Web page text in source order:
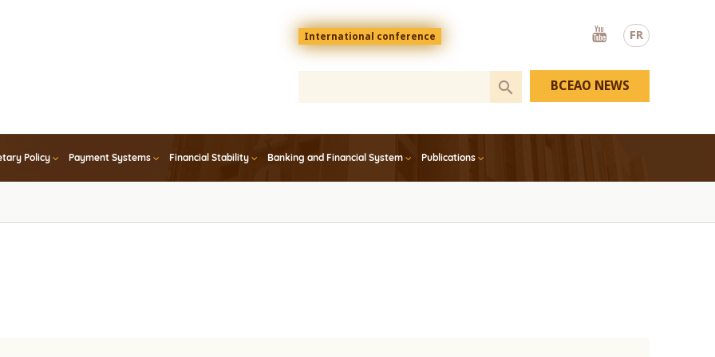
FR
Menu
top
En
International conference
Youtube
Policy Payment Systems Financial Stability Banking and Financial System Publications
BCEAO NEWS